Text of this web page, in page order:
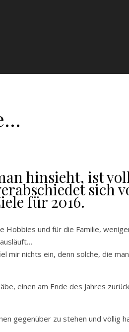
hinsieht, ist
sich
für 2016.
Hobbies und für die Familie,
mir nichts ein, denn solche, die
einen am Ende des Jahres
gegenüber zu stehen und völlig